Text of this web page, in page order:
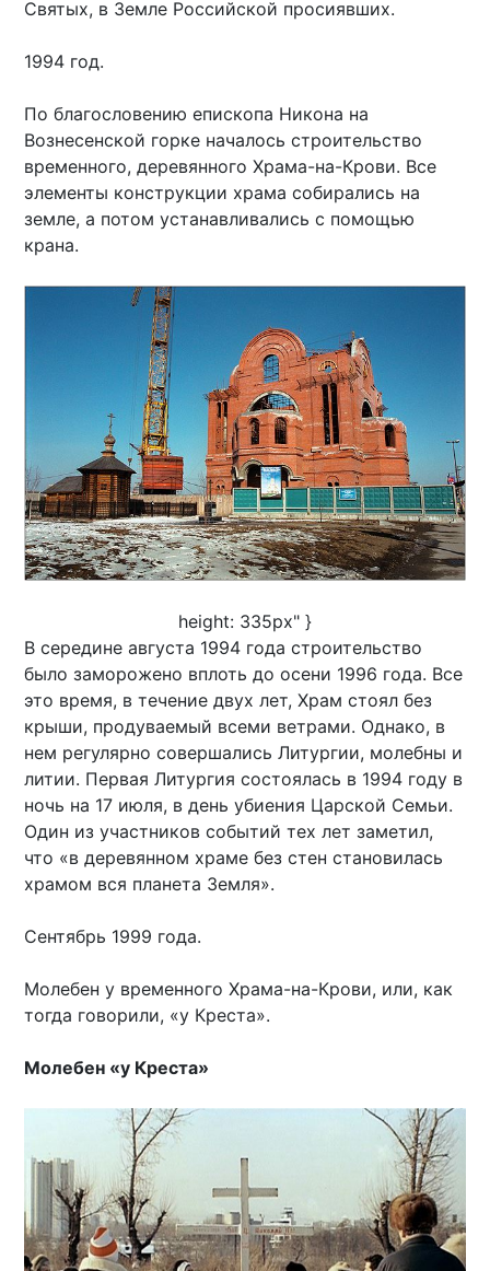
Святых, в Земле Российской просиявших.
1994 год.
По благословению епископа Никона на
Вознесенской горке началось строительство
временного, деревянного Храма-на-Крови. Все
элементы конструкции храма собирались на
земле, а потом устанавливались с помощью
крана.
height: 335px" }
В середине августа 1994 года строительство
было заморожено вплоть до осени 1996 года. Все
это время, в течение двух лет, Храм стоял без
крыши, продуваемый всеми ветрами. Однако, в
нем регулярно совершались Литургии, молебны и
литии. Первая Литургия состоялась в 1994 году в
ночь на 17 июля, в день убиения Царской Семьи.
Один из участников событий тех лет заметил,
что «в деревянном храме без стен становилась
храмом вся планета Земля».
Сентябрь 1999 года.
Молебен у временного Храма-на-Крови, или, как
тогда говорили, «у Креста».
Молебен «у Креста»